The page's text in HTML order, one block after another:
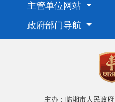
主管单位网站
政府部门导航
主办：临湘市人民政府